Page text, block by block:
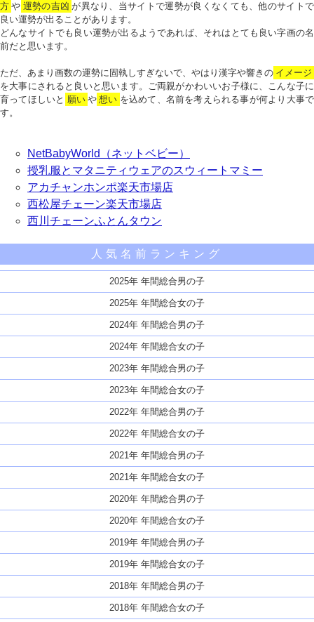
方 や 運勢の吉凶 が異なり、当サイトで運勢が良くなくても、他のサイトで
良い運勢が出ることがあります。
どんなサイトでも良い運勢が出るようであれば、それはとても良い字画の名
前だと思います。
ただ、あまり画数の運勢に固執しすぎないで、やはり漢字や響きの イメージ
を大事にされると良いと思います。ご両親がかわいいお子様に、こんな子に
育ってほしいと 願い や 想い を込めて、名前を考えられる事が何より大事で
す。
NetBabyWorld（ネットベビー）
授乳服とマタニティウェアのスウィートマミー
アカチャンホンポ楽天市場店
西松屋チェーン楽天市場店
西川チェーンふとんタウン
人気名前ランキング
2025年 年間総合男の子
2025年 年間総合女の子
2024年 年間総合男の子
2024年 年間総合女の子
2023年 年間総合男の子
2023年 年間総合女の子
2022年 年間総合男の子
2022年 年間総合女の子
2021年 年間総合男の子
2021年 年間総合女の子
2020年 年間総合男の子
2020年 年間総合女の子
2019年 年間総合男の子
2019年 年間総合女の子
2018年 年間総合男の子
2018年 年間総合女の子